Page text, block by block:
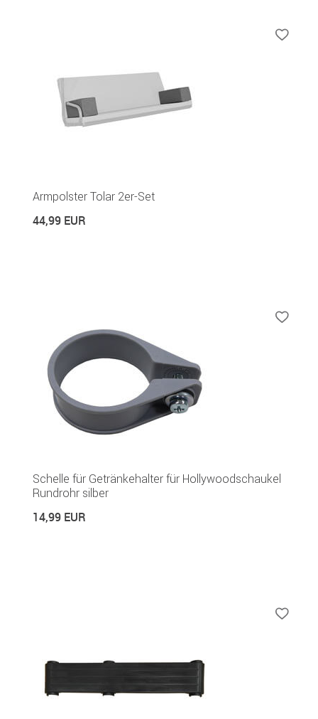
Armpolster Tolar 2er-Set
44,99 EUR
Schelle für Getränkehalter für Hollywoodschaukel
Rundrohr silber
14,99 EUR